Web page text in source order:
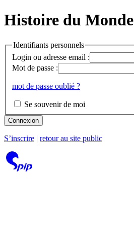
Histoire du Monde
Identifiants personnels
Login ou adresse email :
Mot de passe :
mot de passe oublié ?
Se souvenir de moi
Connexion
S’inscrire retour au site public